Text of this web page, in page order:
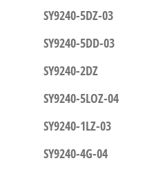
SY9240-5DZ-03
SY9240-5DD-03
SY9240-2DZ
SY9240-5LOZ-04
SY9240-1LZ-03
SY9240-4G-04